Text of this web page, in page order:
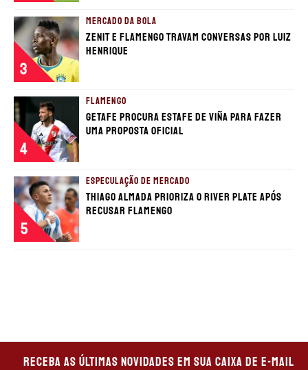
3
MERCADO DA BOLA
Zenit e Flamengo travam conversas por Luiz
Henrique
4
FLAMENGO
Getafe procura estafe de Viña para fazer
uma proposta oficial
5
ESPECULAÇÃO DE MERCADO
Thiago Almada prioriza o River Plate após
recusar Flamengo
Receba as últimas novidades em sua caixa de e-mail